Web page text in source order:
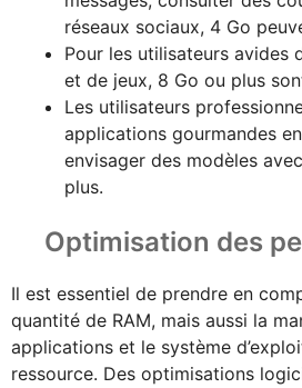
réseaux sociaux, 4 Go
Pour les utilisateurs avides
et de jeux, 8 Go ou plus
Les utilisateurs
applications gourmandes
envisager des modèles
plus.
Optimisation des
Il est essentiel de prendre en
quantité de RAM, mais aussi la
applications et le système
ressource. Des optimisations